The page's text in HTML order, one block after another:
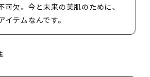
可欠。今と未来の美肌のために、
イテムなんです。